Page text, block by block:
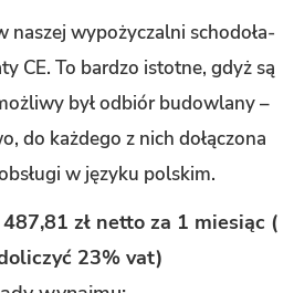
na­szej wy­po­ży­czal­ni scho­do­ła­
CE. To bar­dzo istot­ne, gdyż są
był od­biór bu­dow­la­ny –
do każ­de­go z nich do­łą­czo­na
w ję­zy­ku pol­skim.
zł netto za 1 mie­siąc (
23% vat)